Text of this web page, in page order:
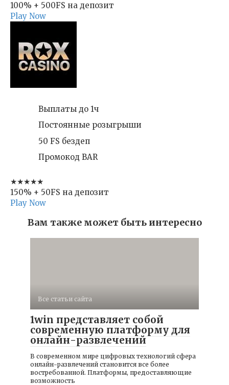
100% + 500FS на депозит
Play Now
Выплаты до 1ч
Постоянные розыгрыши
50 FS бездеп
Промокод BAR
★★★★★
150% + 50FS на депозит
Play Now
Вам также может быть интересно
Все статьи сайта
1win представляет собой
современную платформу для
онлайн-развлечений
В современном мире цифровых технологий сфера
онлайн-развлечений становится все более
востребованной. Платформы, предоставляющие
возможность